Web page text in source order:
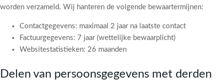
worden verzameld. Wij hanteren de volgende bewaartermijnen:
Contactgegevens: maximaal 2 jaar na laatste contact
Factuurgegevens: 7 jaar (wettelijke bewaarplicht)
Websitestatistieken: 26 maanden
Delen van persoonsgegevens met derden